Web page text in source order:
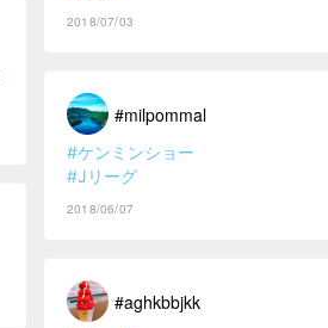
2018/07/03
#milpommal
#ケンミンショー
#Jリーグ
2018/06/07
#aghkbbjkk